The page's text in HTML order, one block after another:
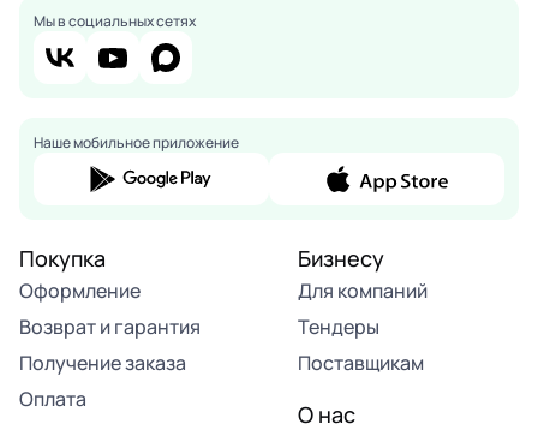
Мы в социальных сетях
Наше мобильное приложение
Покупка
Оформление
Возврат и гарантия
Получение заказа
Оплата
Бизнесу
Для компаний
Тендеры
Поставщикам
О нас